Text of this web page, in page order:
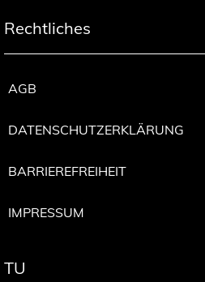
Rechtliches
AGB
DATENSCHUTZERKLÄRUNG
BARRIEREFREIHEIT
IMPRESSUM
TU